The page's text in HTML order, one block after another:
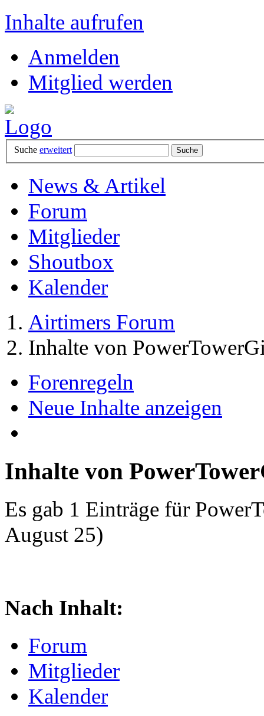
Inhalte aufrufen
Anmelden
Mitglied werden
Suche erweitert
News & Artikel
Forum
Mitglieder
Shoutbox
Kalender
Airtimers Forum
Inhalte von
Forenregeln
Neue Inhalte anzeigen
Inhalte von
Es gab 1 Einträge für
August 25)
Nach Inhalt:
Forum
Mitglieder
Kalender